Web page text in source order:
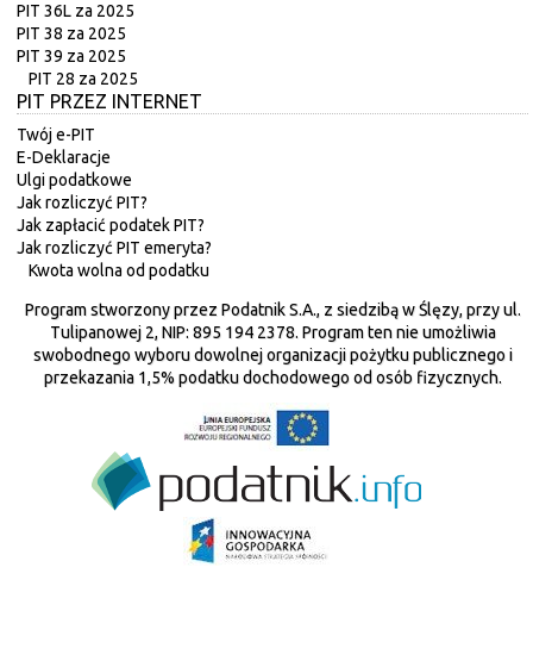
PIT 36L za 2025
PIT 38 za 2025
PIT 39 za 2025
PIT 28 za 2025
PIT PRZEZ INTERNET
Twój e-PIT
E-Deklaracje
Ulgi podatkowe
Jak rozliczyć PIT?
Jak zapłacić podatek PIT?
Jak rozliczyć PIT emeryta?
Kwota wolna od podatku
Program stworzony przez Podatnik S.A., z siedzibą w Ślęzy, przy ul.
Tulipanowej 2, NIP: 895 194 2378. Program ten nie umożliwia
swobodnego wyboru dowolnej organizacji pożytku publicznego i
przekazania 1,5% podatku dochodowego od osób fizycznych.